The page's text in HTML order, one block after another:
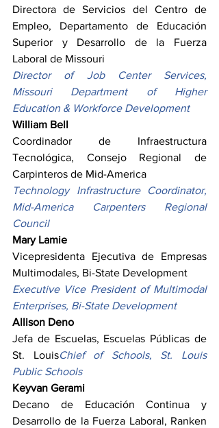
Directora de Servicios del Centro de
Empleo, Departamento de Educación
Superior y Desarrollo de la Fuerza
Laboral de Missouri
Director of Job Center Services,
Missouri Department of Higher
Education & Workforce Development
William Bell
Coordinador de Infraestructura
Tecnológica, Consejo Regional de
Carpinteros de Mid-America
Technology Infrastructure Coordinator,
Mid-America Carpenters Regional
Council
Mary Lamie
Vicepresidenta Ejecutiva de Empresas
Multimodales, Bi-State Development
Executive Vice President of Multimodal
Enterprises, Bi-State Development
Allison Deno
Jefa de Escuelas, Escuelas Públicas de
St. LouisChief of Schools, St. Louis
Public Schools
Keyvan Gerami
Decano de Educación Continua y
Desarrollo de la Fuerza Laboral, Ranken